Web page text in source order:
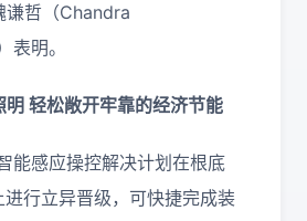
谦哲（Chandra
明。
明 轻松敞开牢靠的经济节能
能感应操控解决计划在根底
行立异晋级，可快捷完成装